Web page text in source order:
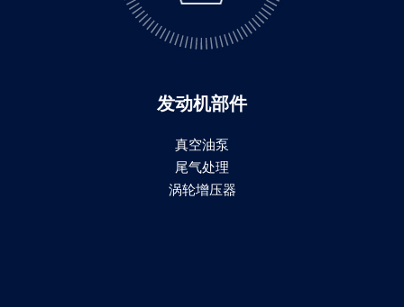
发动机部件
真空油泵
尾气处理
涡轮增压器